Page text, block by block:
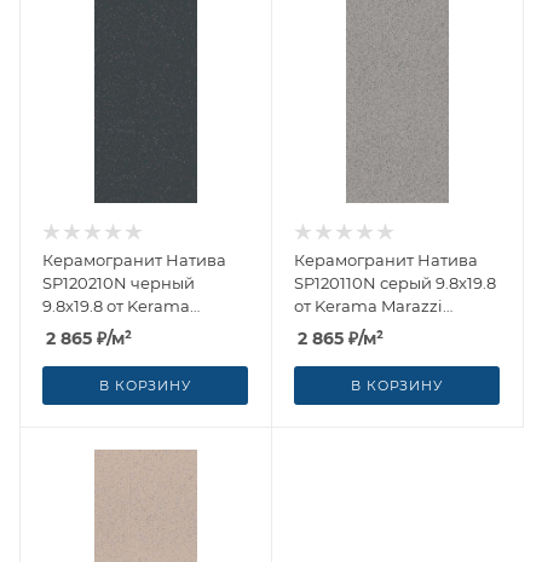
Керамогранит Натива
SP120210N черный
9.8x19.8 от Kerama
Marazzi (Россия)
2 865 ₽/м²
В КОРЗИНУ
Керамогранит Натива
SP120110N серый 9.8x19.8
от Kerama Marazzi
(Россия)
2 865 ₽/м²
В КОРЗИНУ